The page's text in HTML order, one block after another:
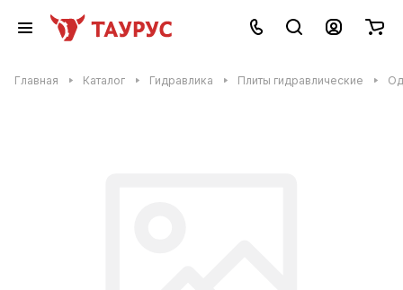
Главная Каталог Гидравлика Плиты гидравлические